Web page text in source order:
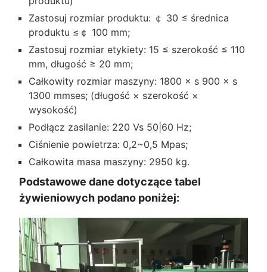
Zastosuj rozmiar produktu: ￠ 30 ≤ średnica
produktu ≤￠ 100 mm;
Zastosuj rozmiar etykiety: 15 ≤ szerokość ≤ 110
mm, długość ≥ 20 mm;
Całkowity rozmiar maszyny: 1800 × s 900 × s
1300 mmses; (długość × szerokość ×
wysokość)
Podłącz zasilanie: 220 Vs 50|60 Hz;
Ciśnienie powietrza: 0,2~0,5 Mpas;
Całkowita masa maszyny: 2950 kg.
Podstawowe dane dotyczące tabel
żywieniowych podano poniżej: